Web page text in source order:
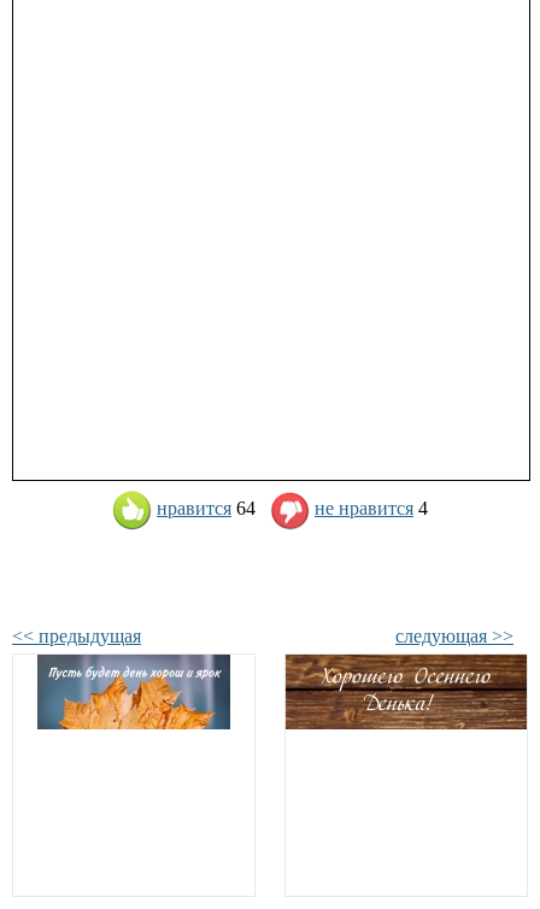
нравится 64 не нравится 4
<< предыдущая следующая >>